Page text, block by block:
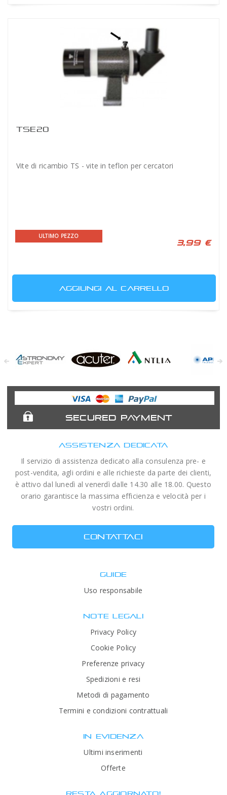
TSE20
Vite di ricambio TS - vite in teflon per cercatori
ULTIMO PEZZO
3,99 €
AGGIUNGI AL CARRELLO
Expert
Telescopes
SECURED PAYMENT
ASSISTENZA DEDICATA
Il servizio di assistenza dedicato alla consulenza pre- e
post-vendita, agli ordini e alle richieste da parte dei clienti,
è attivo dal lunedì al venerdì dalle 14.30 alle 18.00. Questo
orario garantisce la massima efficienza e velocità per i
vostri ordini.
CONTATTACI
GUIDE
Uso responsabile
NOTE LEGALI
Privacy Policy
Cookie Policy
Preferenze privacy
Spedizioni e resi
Metodi di pagamento
Termini e condizioni contrattuali
IN EVIDENZA
Ultimi inserimenti
Offerte